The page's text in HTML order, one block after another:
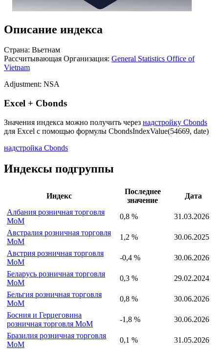
Описание индекса
Страна: Вьетнам
Рассчитывающая Организация: General Statistics Office of
Vietnam
Adjustment: NSA
Excel + Cbonds
Значения индекса можно получить через надстройку Cbonds
для Excel с помощью формулы CbondsIndexValue(54669, date)
надстройка Cbonds
Индексы подгруппы
Индекс
Последнее
значение
Дата
Албания розничная торговля
MoM
0,8 %
31.03.2026
Австралия розничная торговля
MoM
1,2 %
30.06.2025
Австрия розничная торговля
MoM
-0,4 %
30.06.2026
Беларусь розничная торговля
MoM
0,3 %
29.02.2024
Бельгия розничная торговля
MoM
0,8 %
30.06.2026
Босния и Герцеговина
розничная торговля MoM
-1,8 %
30.06.2026
Бразилия розничная торговля
MoM
0,1 %
31.05.2026